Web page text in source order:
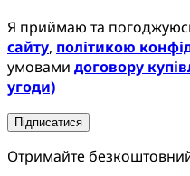
Я приймаю та
сайту, політикою
умовами договору
угоди)
Підписатися
Отримайте